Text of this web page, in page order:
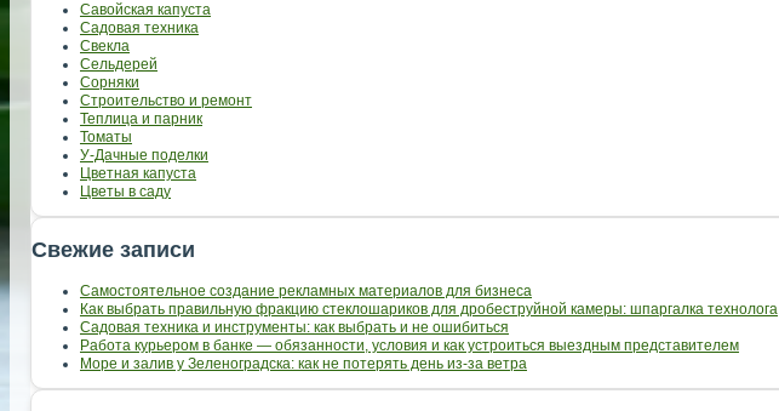
Савойская капуста
Садовая техника
Свекла
Сельдерей
Сорняки
Строительство и ремонт
Теплица и парник
Томаты
У-Дачные поделки
Цветная капуста
Цветы в саду
Свежие записи
Самостоятельное создание рекламных материалов для бизнеса
Как выбрать правильную фракцию стеклошариков для дробеструйной камеры: шпаргалка технолога
Садовая техника и инструменты: как выбрать и не ошибиться
Работа курьером в банке — обязанности, условия и как устроиться выездным представителем
Море и залив у Зеленоградска: как не потерять день из-за ветра